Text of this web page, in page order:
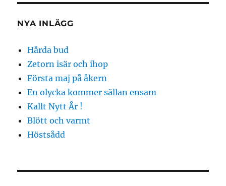
NYA INLÄGG
Hårda bud
Zetorn isär och ihop
Första maj på åkern
En olycka kommer sällan ensam
Kallt Nytt År !
Blött och varmt
Höstsådd